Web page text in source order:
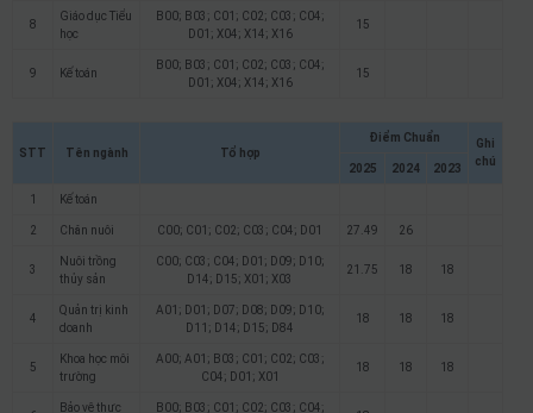
8
Giáo dục Tiểu
học
B00; B03; C01; C02; C03; C04;
D01; X04; X14; X16
15
9 Kế toán
B00; B03; C01; C02; C03; C04;
D01; X04; X14; X16
15
STT Tên ngành Tổ hợp
Điểm Chuẩn
Ghi
chú
2025 2024 2023
1 Kế toán
2 Chăn nuôi C00; C01; C02; C03; C04; D01 27.49 26
3
Nuôi trồng
thủy sản
C00; C03; C04; D01; D09; D10;
D14; D15; X01; X03
21.75 18 18
4
Quản trị kinh
doanh
A01; D01; D07; D08; D09; D10;
D11; D14; D15; D84
18 18 18
5
Khoa học môi
trường
A00; A01; B03; C01; C02; C03;
C04; D01; X01
18 18 18
Bảo vệ thực
B00; B03; C01; C02; C03; C04;